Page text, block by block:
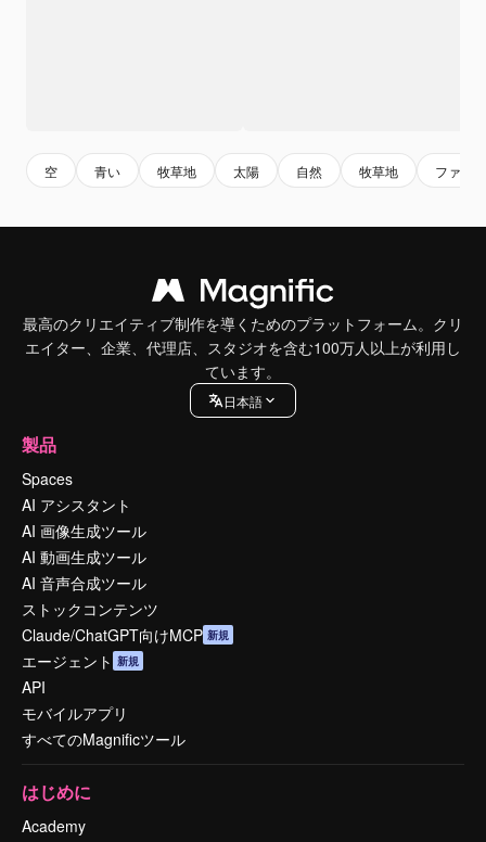
空 青い 牧草地 太陽 自然 牧草地 ファーム
最高のクリエイティブ制作を導くためのプラットフォーム。クリ
エイター、企業、代理店、スタジオを含む100万人以上が利用し
ています。
日本語
製品
Spaces
AI アシスタント
AI 画像生成ツール
AI 動画生成ツール
AI 音声合成ツール
ストックコンテンツ
Claude/ChatGPT向けMCP 新規
エージェント 新規
API
モバイルアプリ
すべてのMagnificツール
はじめに
Academy